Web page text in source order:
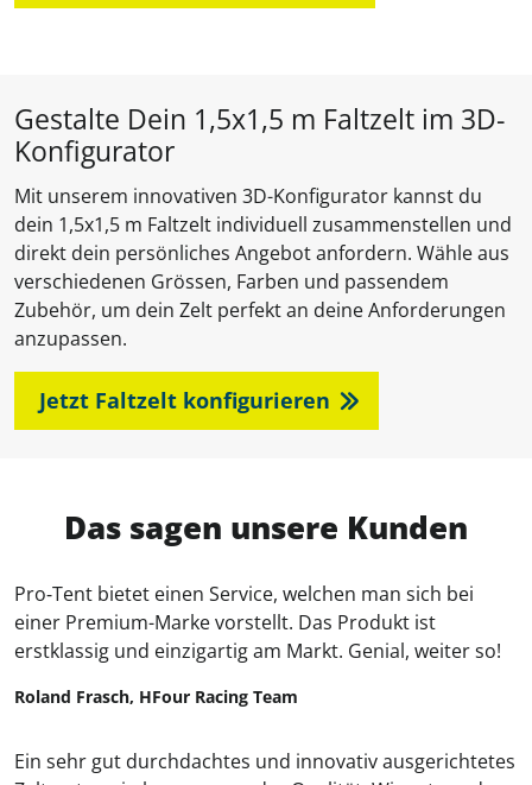
Gestalte Dein 1,5x1,5 m Faltzelt im 3D-
Konfigurator
Mit unserem innovativen 3D-Konfigurator kannst du
dein 1,5x1,5 m Faltzelt individuell zusammenstellen und
direkt dein persönliches Angebot anfordern. Wähle aus
verschiedenen Grössen, Farben und passendem
Zubehör, um dein Zelt perfekt an deine Anforderungen
anzupassen.
Jetzt Faltzelt konfigurieren
Das sagen unsere Kunden
Pro‑Tent bietet einen Service, welchen man sich bei
einer Premium-Marke vorstellt. Das Produkt ist
erstklassig und einzigartig am Markt. Genial, weiter so!
Roland Frasch, HFour Racing Team
Ein sehr gut durchdachtes und innovativ ausgerichtetes